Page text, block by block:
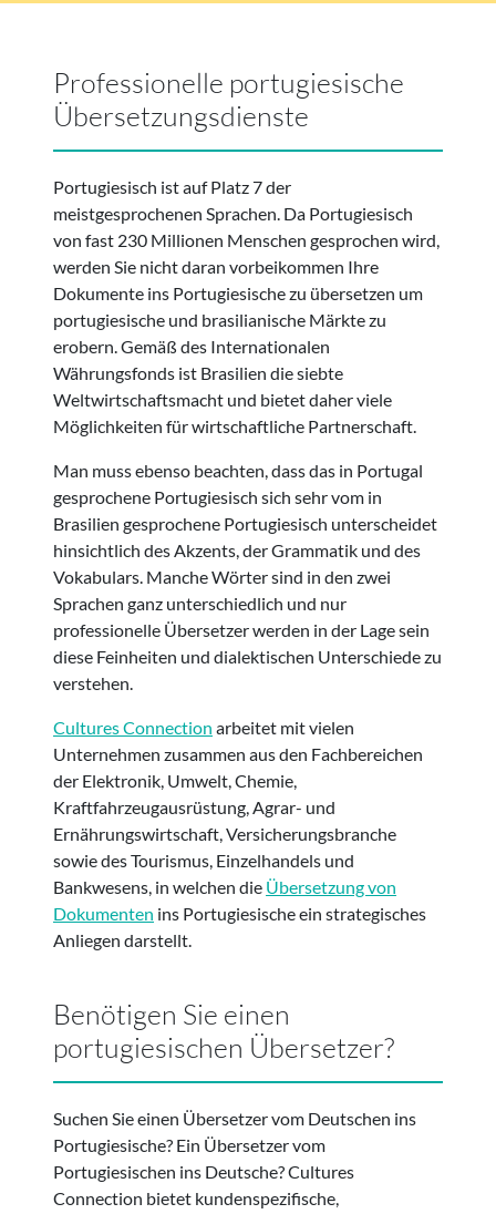
Professionelle portugiesische
Übersetzungsdienste
Portugiesisch ist auf Platz 7 der
meistgesprochenen Sprachen. Da Portugiesisch
von fast 230 Millionen Menschen gesprochen wird,
werden Sie nicht daran vorbeikommen Ihre
Dokumente ins Portugiesische zu übersetzen um
portugiesische und brasilianische Märkte zu
erobern. Gemäß des Internationalen
Währungsfonds ist Brasilien die siebte
Weltwirtschaftsmacht und bietet daher viele
Möglichkeiten für wirtschaftliche Partnerschaft.
Man muss ebenso beachten, dass das in Portugal
gesprochene Portugiesisch sich sehr vom in
Brasilien gesprochene Portugiesisch unterscheidet
hinsichtlich des Akzents, der Grammatik und des
Vokabulars. Manche Wörter sind in den zwei
Sprachen ganz unterschiedlich und nur
professionelle Übersetzer werden in der Lage sein
diese Feinheiten und dialektischen Unterschiede zu
verstehen.
Cultures Connection arbeitet mit vielen
Unternehmen zusammen aus den Fachbereichen
der Elektronik, Umwelt, Chemie,
Kraftfahrzeugausrüstung, Agrar- und
Ernährungswirtschaft, Versicherungsbranche
sowie des Tourismus, Einzelhandels und
Bankwesens, in welchen die Übersetzung von
Dokumenten ins Portugiesische ein strategisches
Anliegen darstellt.
Benötigen Sie einen
portugiesischen Übersetzer?
Suchen Sie einen Übersetzer vom Deutschen ins
Portugiesische? Ein Übersetzer vom
Portugiesischen ins Deutsche? Cultures
Connection bietet kundenspezifische,